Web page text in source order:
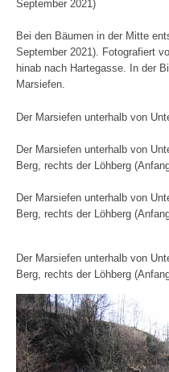
September 2021)
Bei den Bäumen in der Mitte
September 2021). Fotografiert
hinab nach Hartegasse. In der
Marsiefen.
Der Marsiefen unterhalb von
Der Marsiefen unterhalb von
Berg, rechts der Löhberg
Der Marsiefen unterhalb von
Berg, rechts der Löhberg
Der Marsiefen unterhalb von
Berg, rechts der Löhberg